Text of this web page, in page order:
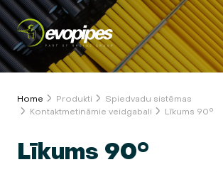
Home Produkti
Spiedvadu sistēmas
Kontaktmetināmie veidgabali
Līkums 90°
Līkums 90°